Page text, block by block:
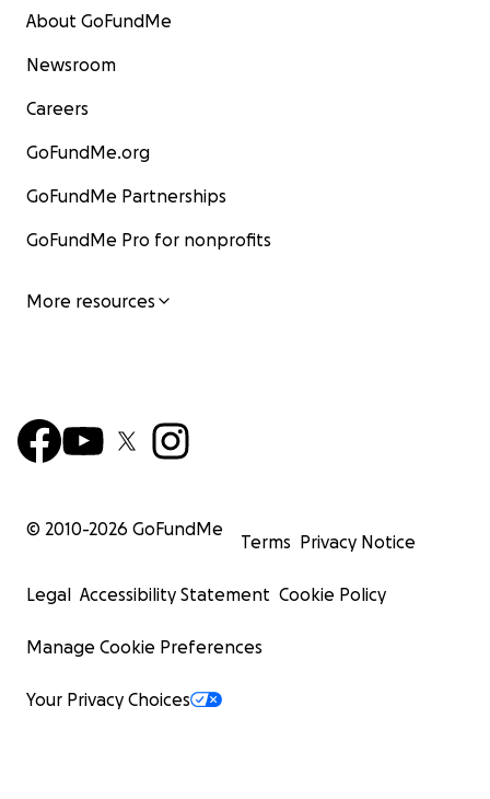
About GoFundMe
Newsroom
Careers
GoFundMe.org
GoFundMe Partnerships
GoFundMe Pro for nonprofits
More resources
© 2010-2026 GoFundMe
Terms Privacy Notice
Legal Accessibility Statement Cookie Policy
Manage Cookie Preferences
Your Privacy Choices